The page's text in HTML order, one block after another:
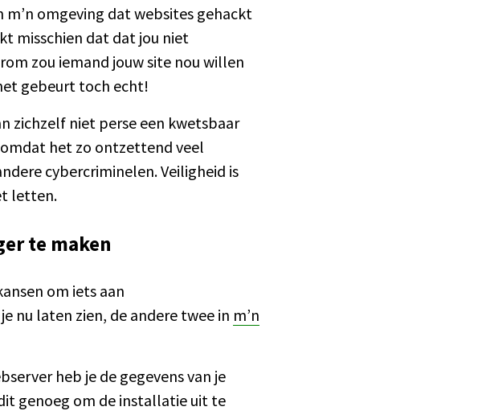
m’n omgeving dat websites gehackt
misschien dat dat jou niet
zou iemand jouw site nou willen
gebeurt toch echt!
zichzelf niet perse een kwetsbaar
het zo ontzettend veel
cybercriminelen. Veiligheid is
letten.
te maken
om iets aan
nu laten zien, de andere twee in m’n
heb je de gegevens van je
genoeg om de installatie uit te